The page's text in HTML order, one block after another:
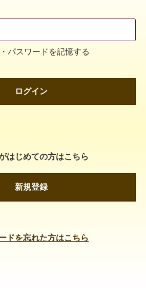
パスワードを記憶する
ログイン
はじめての方はこちら
新規登録
ドを忘れた方はこちら